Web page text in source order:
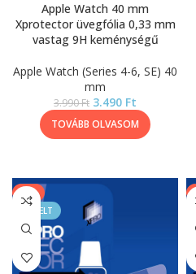
Apple Watch 40 mm
Xprotector üvegfólia 0,33 mm
vastag 9H keménységű
Apple Watch (Series 4-6, SE) 40
mm
3.990Ft 3.490 Ft
TOVÁBB OLVASOM
-9%
KIEMELT